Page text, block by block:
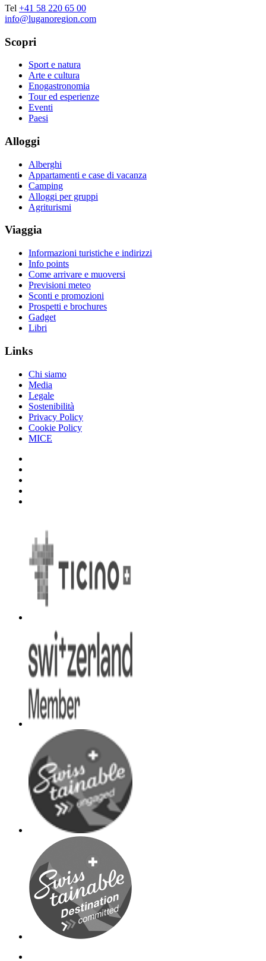
Tel +41 58 220 65 00
info@luganoregion.com
Scopri
Sport e natura
Arte e cultura
Enogastronomia
Tour ed esperienze
Eventi
Paesi
Alloggi
Alberghi
Appartamenti e case di vacanza
Camping
Alloggi per gruppi
Agriturismi
Viaggia
Informazioni turistiche e indirizzi
Info points
Come arrivare e muoversi
Previsioni meteo
Sconti e promozioni
Prospetti e brochures
Gadget
Libri
Links
Chi siamo
Media
Legale
Sostenibilità
Privacy Policy
Cookie Policy
MICE